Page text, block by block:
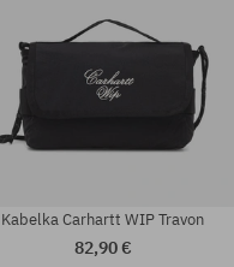
Kabelka Carhartt WIP Travon
82,90 €